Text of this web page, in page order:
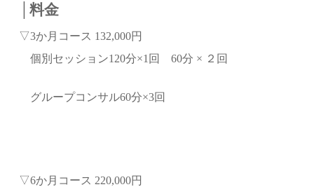
│料金
▽3か月コース 132,000円
個別セッション120分×1回 60分 × ２回
グループコンサル60分×3回
▽6か月コース 220,000円